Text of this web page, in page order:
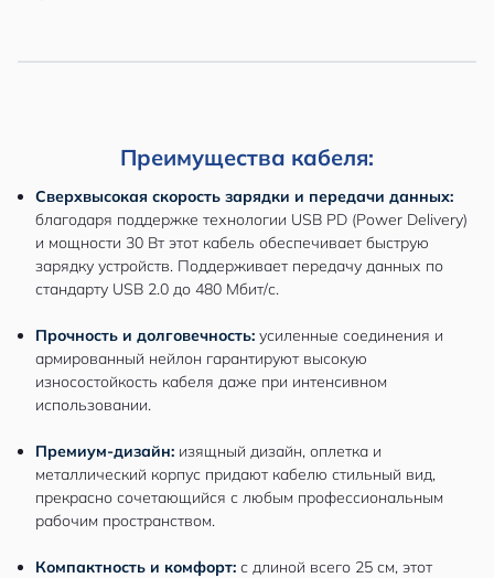
Преимущества кабеля:
Сверхвысокая скорость зарядки и передачи данных:
благодаря поддержке технологии USB PD (Power Delivery)
и мощности 30 Вт этот кабель обеспечивает быструю
зарядку устройств. Поддерживает передачу данных по
стандарту USB 2.0 до 480 Мбит/с.
Прочность и долговечность: усиленные соединения и
армированный нейлон гарантируют высокую
износостойкость кабеля даже при интенсивном
использовании.
Премиум-дизайн: изящный дизайн, оплетка и
металлический корпус придают кабелю стильный вид,
прекрасно сочетающийся с любым профессиональным
рабочим пространством.
Компактность и комфорт: с длиной всего 25 см, этот